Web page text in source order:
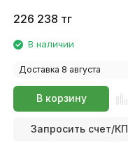
226 238 тг
В наличии
Доставка 8 августа
В корзину
Запросить счет/КП